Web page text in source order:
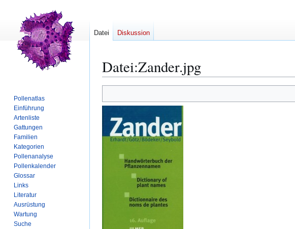
Datei:Zander.jpg
Navigation
Suche
Datei Diskussion
Pollenatlas
Einführung
Artenliste
Gattungen
Familien
Kategorien
Pollenanalyse
Pollenkalender
Glossar
Links
Literatur
Ausrüstung
Wartung
Suche